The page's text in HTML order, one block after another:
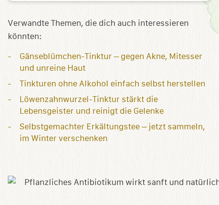
Verwandte Themen, die dich auch interessieren
könnten:
Gänseblümchen-Tinktur – gegen Akne, Mitesser
und unreine Haut
Tinkturen ohne Alkohol einfach selbst herstellen
Löwenzahnwurzel-Tinktur stärkt die
Lebensgeister und reinigt die Gelenke
Selbstgemachter Erkältungstee – jetzt sammeln,
im Winter verschenken